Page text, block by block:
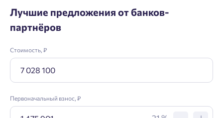
Лучшие предложения от банков-
партнёров
Стоимость, ₽
Первоначальный взнос, ₽